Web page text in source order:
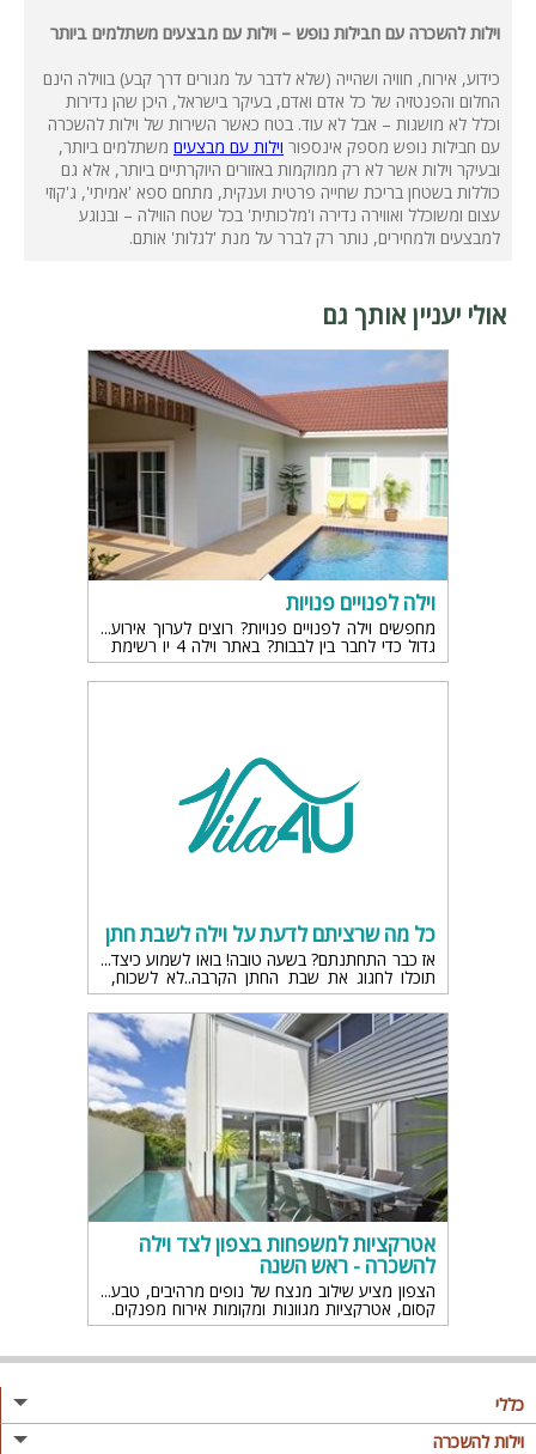
וילות להשכרה עם חבילות נופש – וילות עם מבצעים משתלמים ביותר
כידוע, אירוח, חוויה ושהייה (שלא לדבר על מגורים דרך קבע) בווילה הינם
החלום והפנטזיה של כל אדם ואדם, בעיקר בישראל, היכן שהן נדירות
וכלל לא מושגות – אבל לא עוד. בטח כאשר השירות של וילות להשכרה
עם חבילות נופש מספק אינספור וילות עם מבצעים משתלמים ביותר,
ובעיקר וילות אשר לא רק ממוקמות באזורים היוקרתיים ביותר, אלא גם
כוללות בשטחן בריכת שחייה פרטית וענקית, מתחם ספא 'אמיתי', ג'קוזי
עצום ומשוכלל ואווירה נדירה ו'מלכותית' בכל שטח הווילה – ובנוגע
למבצעים ולמחירים, נותר רק לברר על מנת 'לגלות' אותם.
אולי יעניין אותך גם
וילה לפנויים פנויות
מחפשים וילה לפנויים פנויות? רוצים לערוך אירוע
גדול כדי לחבר בין לבבות? באתר וילה 4 יו רשימת
וילות פנויים פנויות, כנסו להתרשמות והזמנות...
כל מה שרציתם לדעת על וילה לשבת חתן
אז כבר התחתנתם? בשעה טובה! בואו לשמוע כיצד
תוכלו לחגוג את שבת החתן הקרבה..לא לשכוח,
החגיגה לא נגמרת כל כך מהר
אטרקציות למשפחות בצפון לצד וילה
להשכרה - ראש השנה
הצפון מציע שילוב מנצח של נופים מרהיבים, טבע
קסום, אטרקציות מגוונות ומקומות אירוח מפנקים.
משפחות רבות בוחרות לשכור וילה בצפון וליהנות
הגילאים
כללי
מגזין
וילות להשכרה